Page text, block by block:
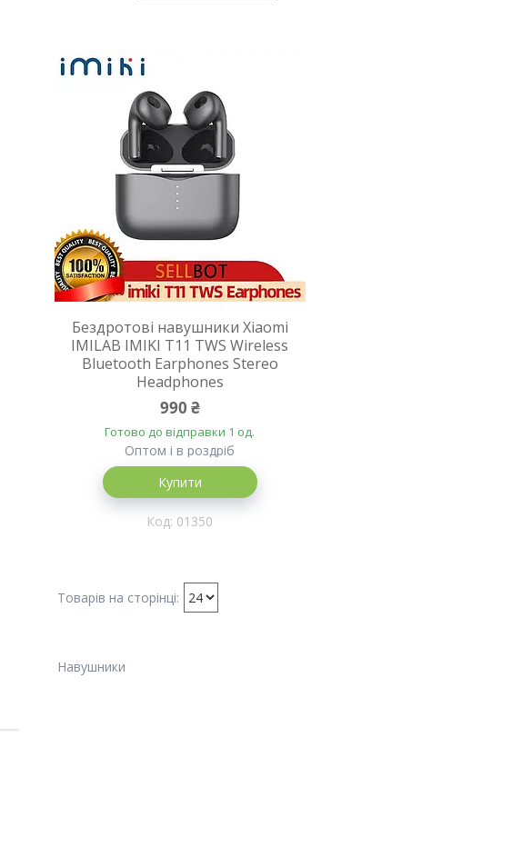
Бездротові навушники Xiaomi
IMILAB IMIKI T11 TWS Wireless
Bluetooth Earphones Stereo
Headphones
990 ₴
Готово до відправки 1 од.
Оптом і в роздріб
Купити
01350
Навушники